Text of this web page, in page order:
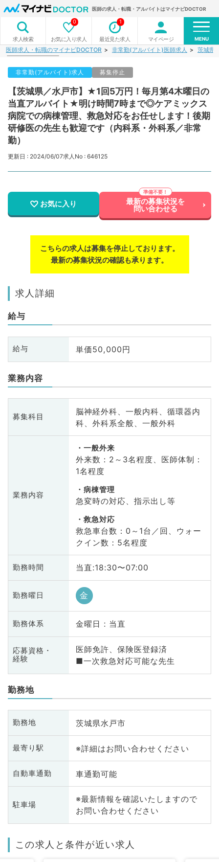
医師の求人・転職・アルバイトはマイナビDOCTOR
求人検索 お気に入り求人
0
最近見た求人
1
マイページ MENU
医師求人・転職のマイナビDOCTOR 非常勤(アルバイト)医師求人 茨城県
非常勤(アルバイト)求人 募集停止
【茨城県／水戸市】★1回5万円！毎月第4木曜日の
当直アルバイト★明け時間7時まで◎ケアミックス
病院での病棟管理、救急対応をお任せします！後期
研修医の先生も歓迎です（内科系・外科系／非常
勤）
更新日 : 2024/06/07求人No : 646125
お気に入り 最新の募集状況を
問い合わせる
こちらの求人は募集を停止しております。
最新の募集状況の確認も承ります。
求人詳細
給与
給与 単価50,000円
業務内容
募集科目
脳神経外科、一般内科、循環器内
科、外科系全般、一般外科
業務内容
一般外来
外来数：2～3名程度、医師体制：
1名程度
病棟管理
急変時の対応、指示出し等
救急対応
救急車台数：0～1台／回、ウォー
クイン数：5名程度
勤務時間 当直:18:30〜07:00
勤務曜日 金
勤務体系 金曜日 : 当直
応募資格・
経験
医師免許、保険医登録済
■一次救急対応可能な先生
勤務地
勤務地 茨城県水戸市
最寄り駅 ※詳細はお問い合わせください
自動車通勤 車通勤可能
駐車場
※最新情報を確認いたしますので
お問い合わせください
この求人と条件が近い求人